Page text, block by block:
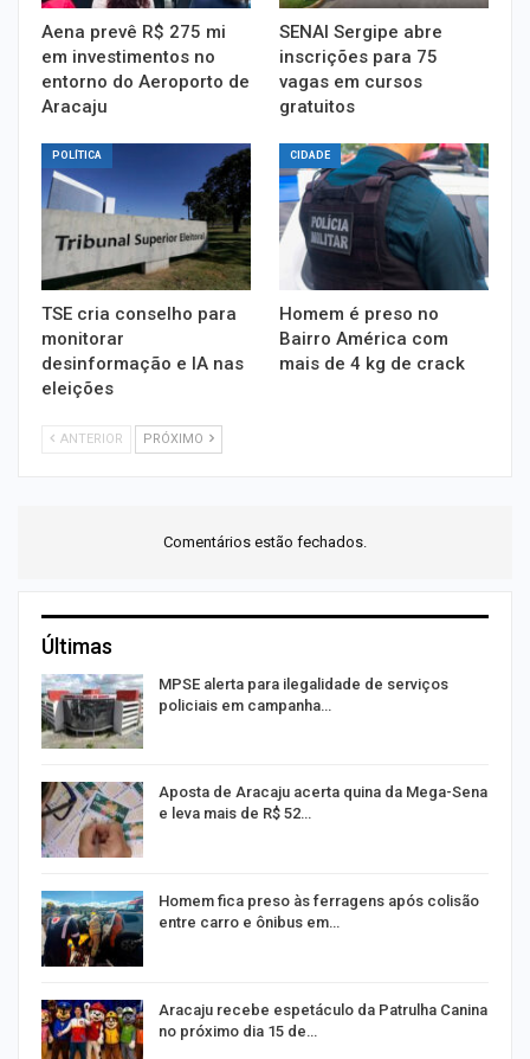
Aena prevê R$ 275 mi
em investimentos no
entorno do Aeroporto de
Aracaju
SENAI Sergipe abre
inscrições para 75
vagas em cursos
gratuitos
POLÍTICA
TSE cria conselho para
monitorar
desinformação e IA nas
eleições
CIDADE
Homem é preso no
Bairro América com
mais de 4 kg de crack
ANTERIOR PRÓXIMO
Comentários estão fechados.
Últimas
MPSE alerta para ilegalidade de serviços
policiais em campanha…
Aposta de Aracaju acerta quina da Mega-Sena
e leva mais de R$ 52…
Homem fica preso às ferragens após colisão
entre carro e ônibus em…
Aracaju recebe espetáculo da Patrulha Canina
no próximo dia 15 de…